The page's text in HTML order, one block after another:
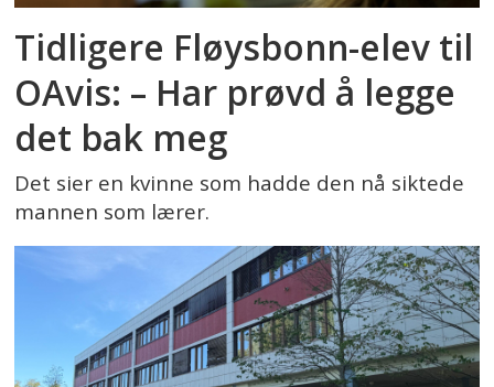
Tidligere Fløysbonn-elev til
OAvis: – Har prøvd å legge
det bak meg
Det sier en kvinne som hadde den nå siktede
mannen som lærer.